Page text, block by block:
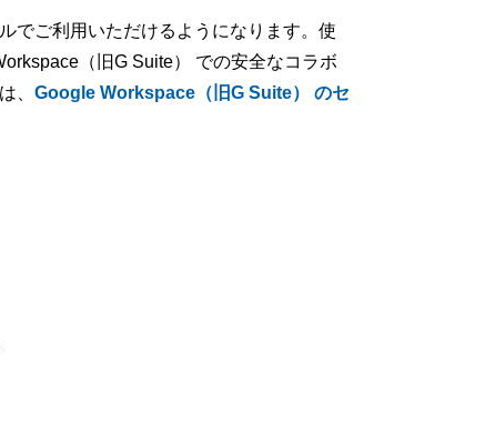
でご利用いただけるようになります。使
（旧G Suite） での安全なコラボ
、 Google Workspace（旧G Suite） のセ